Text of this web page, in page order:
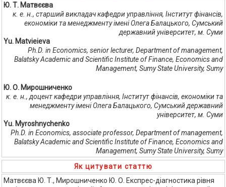
Ю. Т. Матвєєва
к. е. н., старший викладач кафедри управління, Інститут фінансів,
економіки та менеджменту імені Олега Балацького, Сумський
державний університет, м. Суми
Yu. Matvieieva
Ph.D. in Economics, senior lecturer, Department of management,
Balatsky Academic and Scientific Institute of Finance, Economics and
Management, Sumy State University, Sumy
Ю. О. Мирошниченко
к. е. н., доцент кафедри управління, Інститут фінансів, економіки та
менеджменту імені Олега Балацького, Сумський державний
університет, м. Суми
Yu. Myroshnychenko
Ph.D. in Economics, associate professor, Department of management,
Balatsky Academic and Scientific Institute of Finance, Economics and
Management, Sumy State University, Sumy
Як цитувати статтю
Матвєєва Ю. Т., Мирошниченко Ю. О. Експрес-діагностика рівня